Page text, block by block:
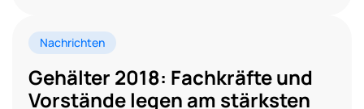
Nachrichten
Gehälter 2018: Fachkräfte und
Vorstände legen am stärksten